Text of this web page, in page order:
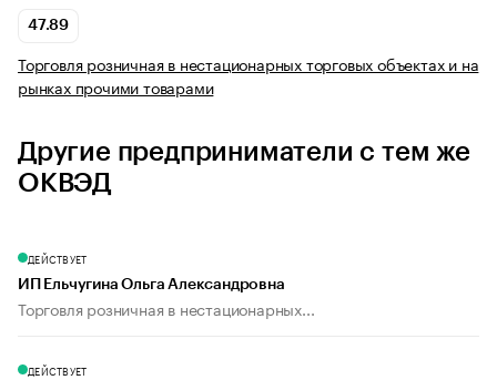
47.89
Торговля розничная в нестационарных торговых объектах и на
рынках прочими товарами
Другие предприниматели с тем же
ОКВЭД
ДЕЙСТВУЕТ
ИП Ельчугина Ольга Александровна
Торговля розничная в нестационарных...
ДЕЙСТВУЕТ